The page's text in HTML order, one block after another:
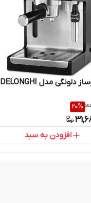
اسپرسوساز دلونگی مدل DELONGHI
20%
افزودن به سبد